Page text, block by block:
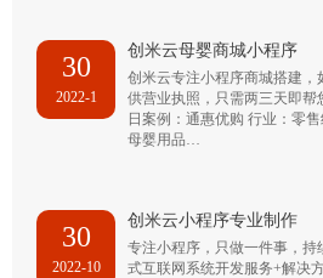
30
2022-1
创米云母婴商城小程序
创米云专注小程序商城搭建
供营业执照，只需两三天即
日案例：通惠优购 行业：零
母婴用品…
30
2022-10
创米云小程序专业制作
专注小程序，只做一件事，
式互联网系统开发服务+解决